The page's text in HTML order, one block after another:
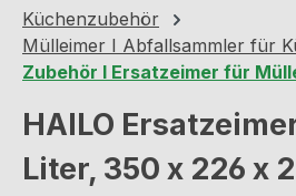
Küchenzubehör
Mülleimer I Abfallsammler für
Zubehör I Ersatzeimer für
HAILO
Liter, 350 x 226 x